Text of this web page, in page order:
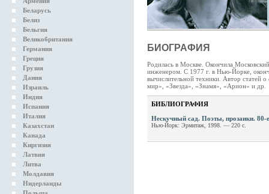
Беларусь
Белиз
Бельгия
Великобритания
Германия
Греция
Грузия
Дания
Израиль
Индия
Испания
Италия
Казахстан
Канада
Киргизия
Латвия
Литва
Молдавия
Нидерланды
БИОГРАФИЯ
Родилась в Москве. Окончила
инженером. С 1977 г. в Нью-Йорке,
вычислительной техники. Автор статей
мир», «Звезда», «Знамя», «Арион» и др.
БИБЛИОГРАФИЯ
Нескучный сад. Поэты, прозаики.
Нью-Йорк: Эрмитаж, 1998. — 220 с.